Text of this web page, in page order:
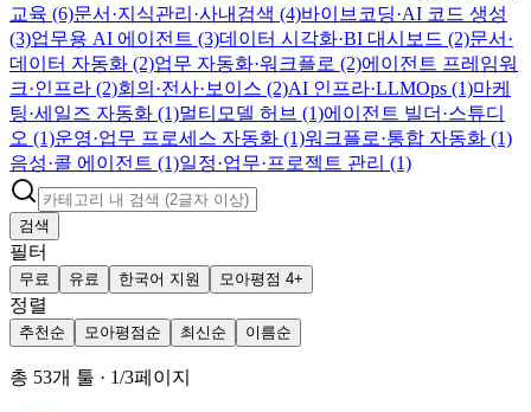
교육 (6)문서·지식관리·사내검색 (4)바이브코딩·AI 코드 생성
(3)업무용 AI 에이전트 (3)데이터 시각화·BI 대시보드 (2)문서·
데이터 자동화 (2)업무 자동화·워크플로 (2)에이전트 프레임워
크·인프라 (2)회의·전사·보이스 (2)AI 인프라·LLMOps (1)마케
팅·세일즈 자동화 (1)멀티모델 허브 (1)에이전트 빌더·스튜디
오 (1)운영·업무 프로세스 자동화 (1)워크플로·통합 자동화 (1)
음성·콜 에이전트 (1)일정·업무·프로젝트 관리 (1)
검색
필터
무료 유료 한국어 지원 모아평점 4+
정렬
추천순 모아평점순 최신순 이름순
총 53개 툴 · 1/3페이지